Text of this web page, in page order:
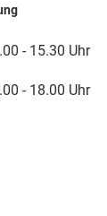
- 15.30 Uhr
- 18.00 Uhr